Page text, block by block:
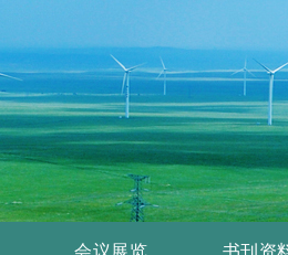
会议展览 书刊资